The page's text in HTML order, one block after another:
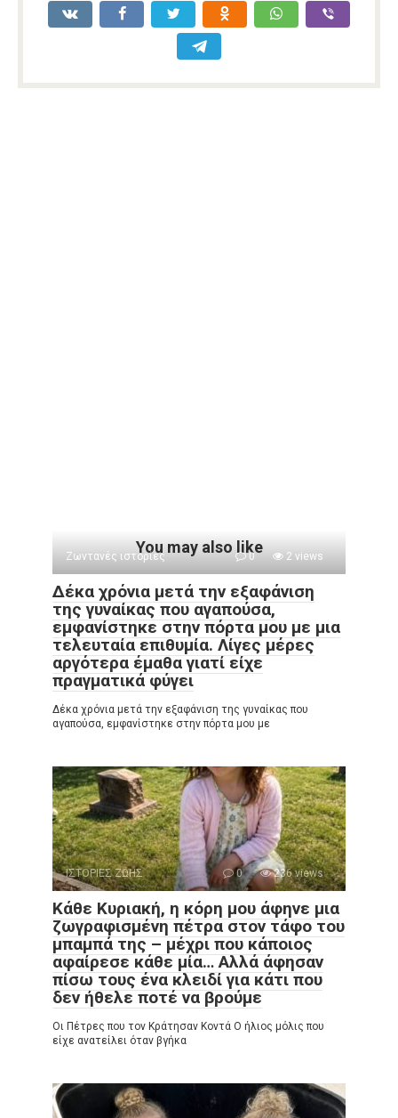
You may also like
Ζωντανές ιστορίες 0 2 views
Δέκα χρόνια μετά την εξαφάνιση
της γυναίκας που αγαπούσα,
εμφανίστηκε στην πόρτα μου με μια
τελευταία επιθυμία. Λίγες μέρες
αργότερα έμαθα γιατί είχε
πραγματικά φύγει
Δέκα χρόνια μετά την εξαφάνιση της γυναίκας που
αγαπούσα, εμφανίστηκε στην πόρτα μου με
ΙΣΤΟΡΙΕΣ ΖΩΗΣ 0 236 views
Κάθε Κυριακή, η κόρη μου άφηνε μια
ζωγραφισμένη πέτρα στον τάφο του
μπαμπά της – μέχρι που κάποιος
αφαίρεσε κάθε μία… Αλλά άφησαν
πίσω τους ένα κλειδί για κάτι που
δεν ήθελε ποτέ να βρούμε
Οι Πέτρες που τον Κράτησαν Κοντά Ο ήλιος μόλις που
είχε ανατείλει όταν βγήκα